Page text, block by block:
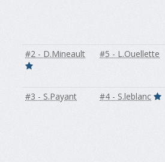
#2 - D.Mineault #5 - L.Ouellette
#3 - S.Payant #4 - S.leblanc